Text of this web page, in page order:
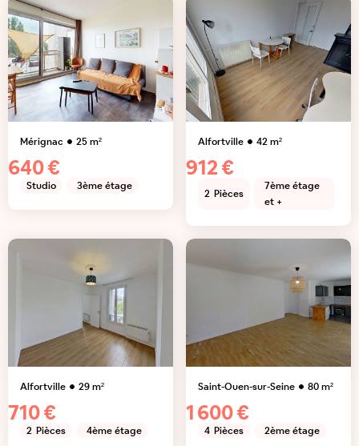
Mérignac 25m²
640 €
Studio 3ème étage
Alfortville 42m²
912 €
2 Pièces
7ème étage
et +
Alfortville 29m²
710 €
2 Pièces 4ème étage
Saint-Ouen-sur-Seine 80m²
1 600 €
4 Pièces 2ème étage